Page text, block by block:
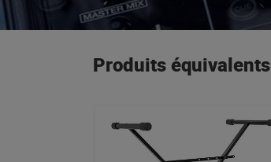
Produits équivalents